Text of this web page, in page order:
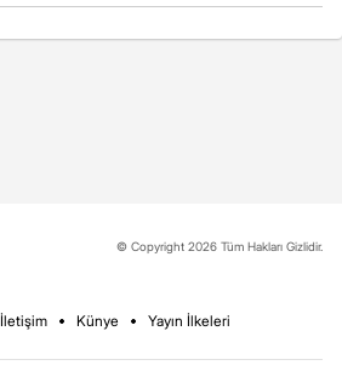
© Copyright 2026 Tüm Hakları Gizlidir.
İletişim Künye Yayın İlkeleri